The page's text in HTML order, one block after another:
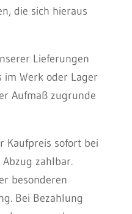
die sich hieraus
Lieferungen
Werk oder Lager
Aufmaß zugrunde
Kaufpreis sofort bei
zahlbar.
besonderen
Bei Bezahlung